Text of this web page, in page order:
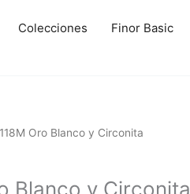
Colecciones Finor Basic
Oro Blanco y Circonita
Blanco y Circonita